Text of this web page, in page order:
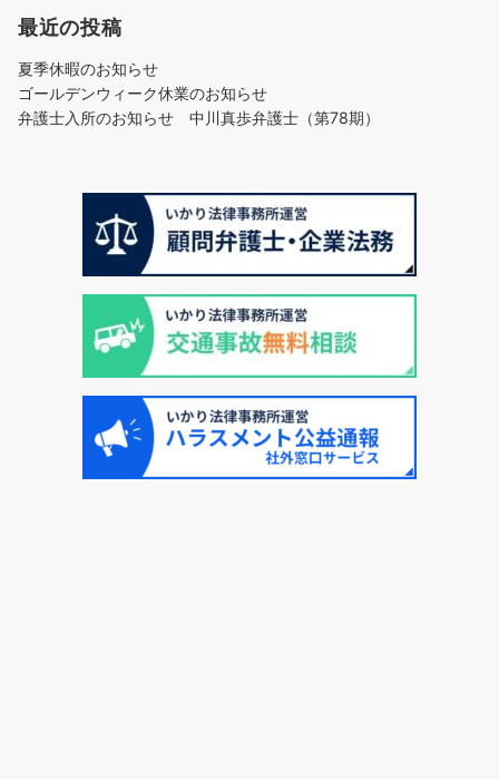
最近の投稿
夏季休暇のお知らせ
ゴールデンウィーク休業のお知らせ
弁護士入所のお知らせ 中川真歩弁護士（第78期）